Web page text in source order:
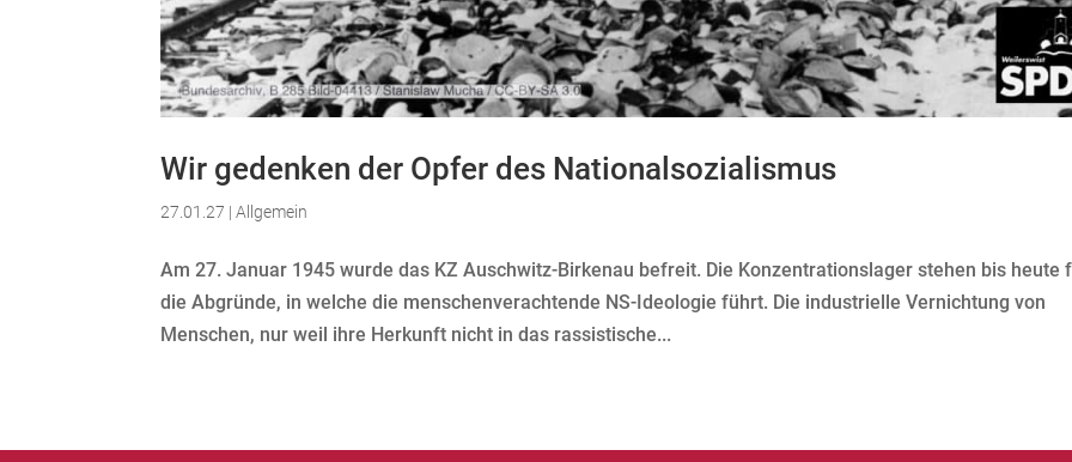
Wir gedenken der Opfer des Nationalsozialismus
27.01.27 |Allgemein
Am 27. Januar 1945 wurde das KZ Auschwitz-Birkenau befreit. Die Konzentrationslager stehen bis heute
die Abgründe, in welche die menschenverachtende NS-Ideologie führt. Die industrielle Vernichtung von
Menschen, nur weil ihre Herkunft nicht in das rassistische...